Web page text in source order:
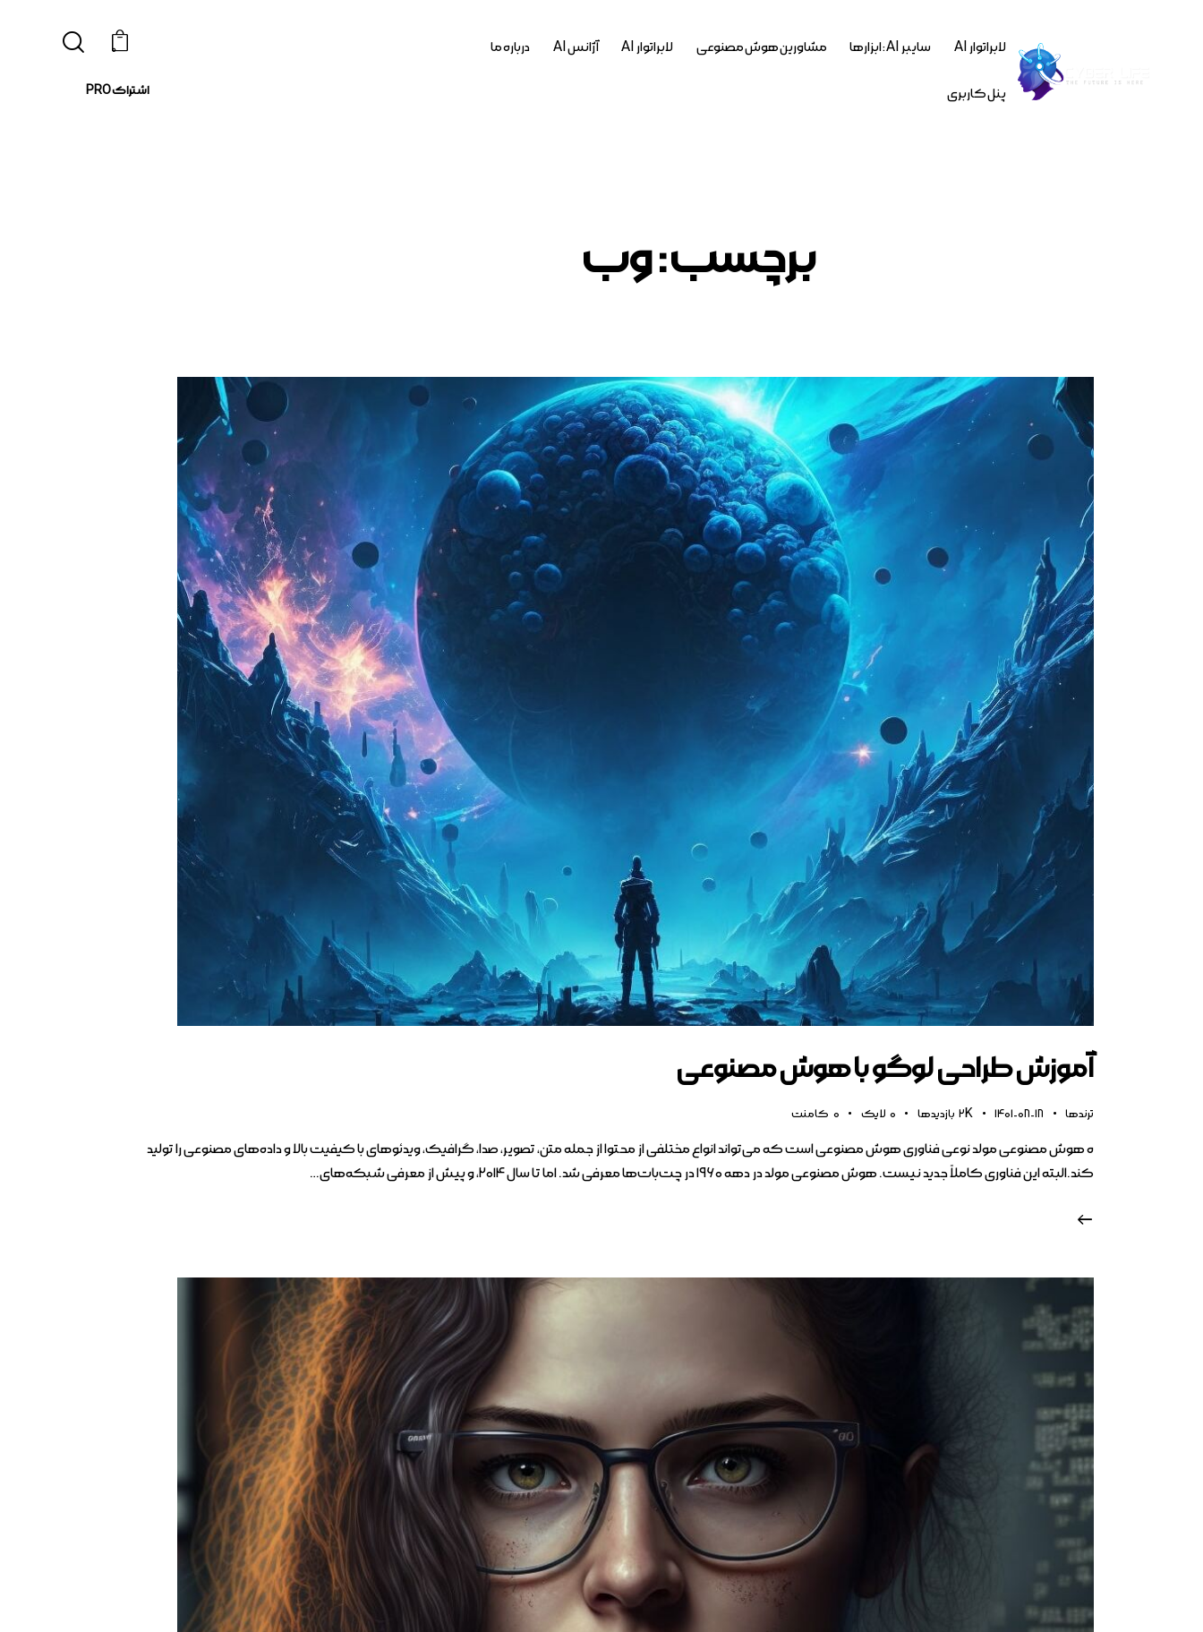
لابراتوار AI سایبر AI : ابزارها مشاورین هوش مصنوعی لابراتوار AI آژانس AI درباره ما
پنل کاربری
0
اشتراک PRO
برچسب: وب
آموزش طراحی لوگو با هوش مصنوعی
ترندها 1401-08-18
2K بازدیدها 0 لایک 0 کامنت
ه هوش مصنوعی مولد نوعی فناوری هوش مصنوعی است که می‌تواند انواع مختلفی از محتوا از جمله متن، تصویر، صدا، گرافیک، ویدئوهای با کیفیت بالا و داده‌های مصنوعی را تولید
کند.البته این فناوری کاملاً جدید نیست. هوش مصنوعی مولد در دهه ۱۹۶۰ در چت‌بات‌ها معرفی شد. اما تا سال ۲۰۱۴، و پیش از معرفی شبکه‌های…